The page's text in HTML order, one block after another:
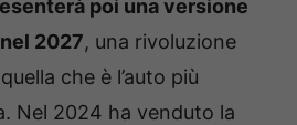
poi una versione
2027, una rivoluzione
che è l’auto più
Nel 2024 ha venduto la